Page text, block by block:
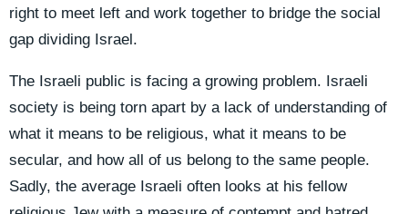
right to meet left and work together to bridge the social
gap dividing Israel.
The Israeli public is facing a growing problem. Israeli
society is being torn apart by a lack of understanding of
what it means to be religious, what it means to be
secular, and how all of us belong to the same people.
Sadly, the average Israeli often looks at his fellow